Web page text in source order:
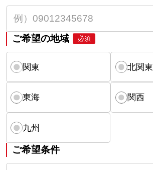
ご希望の地域 必須
関東 北関東
東海 関西
九州
ご希望条件